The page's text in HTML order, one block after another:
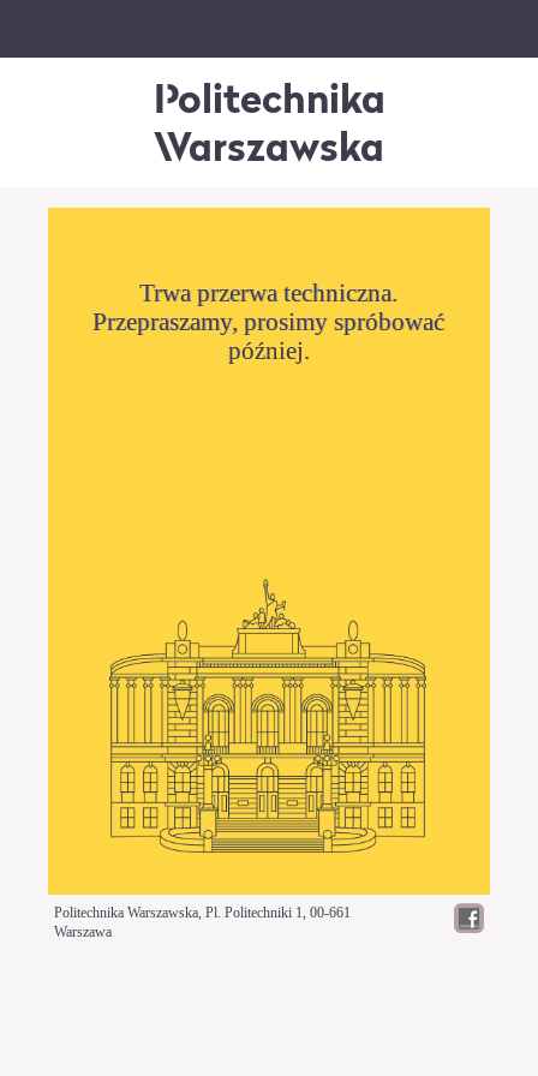
Politechnika
Warszawska
Trwa przerwa techniczna.
Przepraszamy, prosimy spróbować
później.
Politechnika Warszawska, Pl. Politechniki 1, 00-661
Warszawa